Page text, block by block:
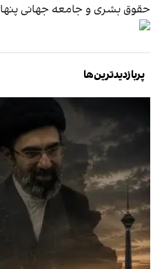
حقوق بشری و جامعه جهانی
پربازدیدترین‌ها